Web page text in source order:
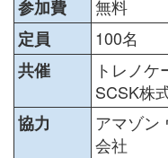
参加費
無料
定員
100名
共催
トレノ
SCSK株
協力
アマゾン
会社